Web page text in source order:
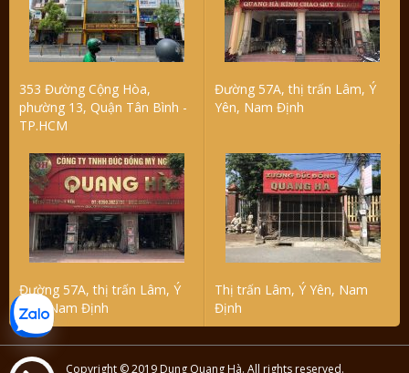
353 Đường Cộng Hòa,
phường 13, Quận Tân Bình -
TP.HCM
Đường 57A, thị trấn Lâm, Ý
Yên, Nam Định
Đường 57A, thị trấn Lâm, Ý
Yên, Nam Định
Thị trấn Lâm, Ý Yên, Nam
Định
Copyright © 2019 Dung Quang Hà. All rights reserved.